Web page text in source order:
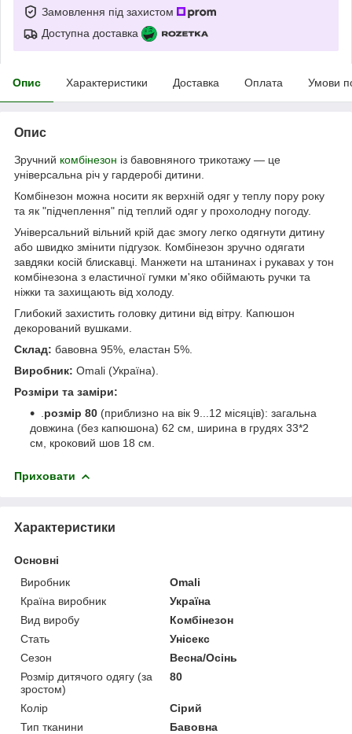
Замовлення під захистом
Доступна доставка
Опис Характеристики Доставка Оплата Умови
Опис
Зручний комбінезон із бавовняного трикотажу — це
універсальна річ у гардеробі дитини.
Комбінезон можна носити як верхній одяг у теплу пору року
та як "підчеплення" під теплий одяг у прохолодну погоду.
Універсальний вільний крій дає змогу легко одягнути дитину
або швидко змінити підгузок. Комбінезон зручно одягати
завдяки косій блискавці. Манжети на штанинах і рукавах у тон
комбінезона з еластичної гумки м'яко обіймають ручки та
ніжки та захищають від холоду.
Глибокий захистить головку дитини від вітру. Капюшон
декорований вушками.
Склад: бавовна 95%, еластан 5%.
Виробник: Omali (Україна).
Розміри та заміри:
розмір 80 (приблизно на вік 9...12 місяців): загальна
довжина (без капюшона) 62 см, ширина в грудях 33*2
см, кроковий шов 18 см.
Приховати
Характеристики
Основні
Виробник
Omali
Країна виробник
Україна
Вид виробу
Комбінезон
Стать
Унісекс
Сезон
Весна/Осінь
Розмір дитячого одягу (за
зростом)
80
Колір
Сірий
Тип тканини
Бавовна